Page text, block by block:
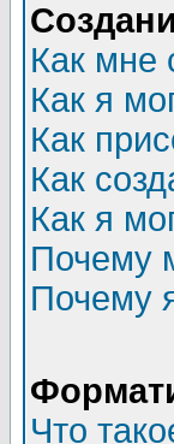
Как мне
Как я
Как
Как
Как я
Почему
Почему
Что